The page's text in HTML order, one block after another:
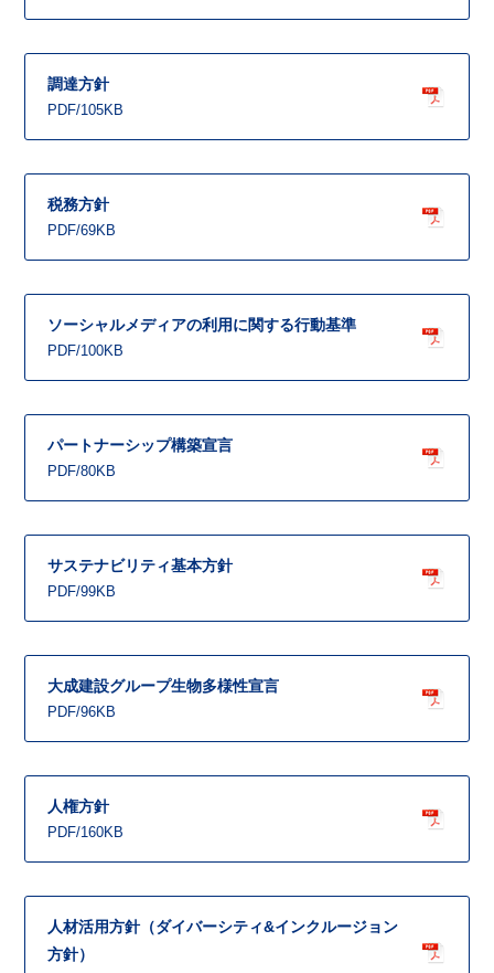
調達方針
PDF/105KB
税務方針
PDF/69KB
ソーシャルメディアの利用に関する行動基準
PDF/100KB
パートナーシップ構築宣言
PDF/80KB
サステナビリティ基本方針
PDF/99KB
大成建設グループ生物多様性宣言
PDF/96KB
人権方針
PDF/160KB
人材活用方針（ダイバーシティ&インクルージョン
方針）